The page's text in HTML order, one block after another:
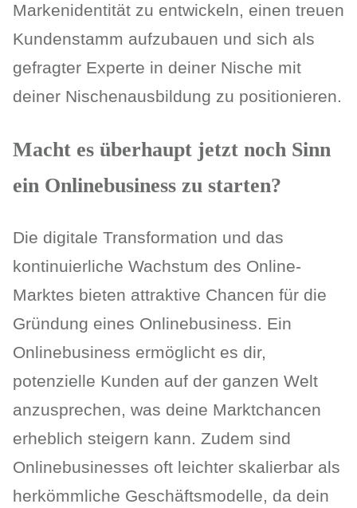
Markenidentität zu entwickeln, einen treuen
Kundenstamm aufzubauen und sich als
gefragter Experte in deiner Nische mit
deiner Nischenausbildung zu positionieren.
Macht es überhaupt jetzt noch Sinn
ein Onlinebusiness zu starten?
Die digitale Transformation und das
kontinuierliche Wachstum des Online-
Marktes bieten attraktive Chancen für die
Gründung eines Onlinebusiness. Ein
Onlinebusiness ermöglicht es dir,
potenzielle Kunden auf der ganzen Welt
anzusprechen, was deine Marktchancen
erheblich steigern kann. Zudem sind
Onlinebusinesses oft leichter skalierbar als
herkömmliche Geschäftsmodelle, da dein